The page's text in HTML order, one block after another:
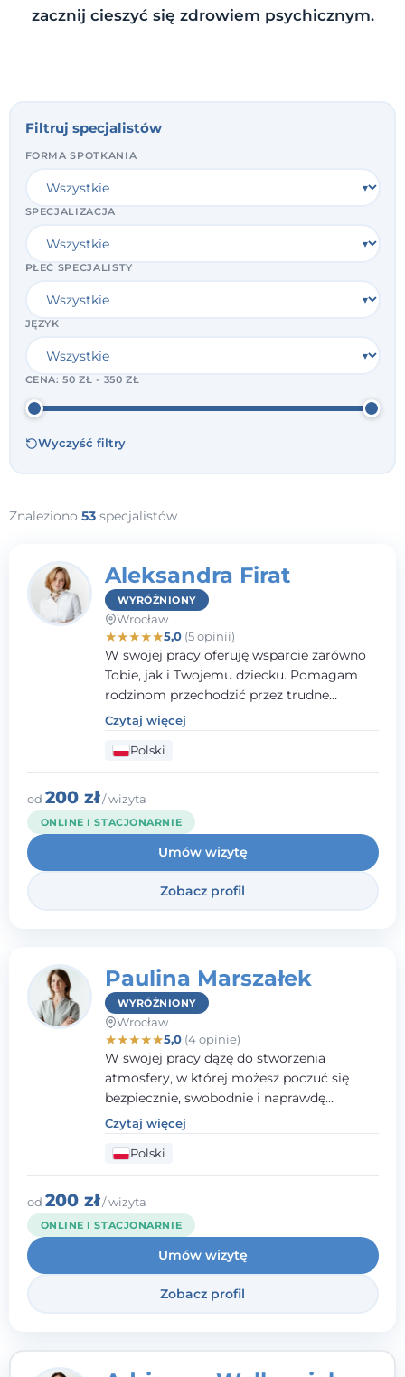
zacznij cieszyć się zdrowiem psychicznym.
Filtruj specjalistów
FORMA SPOTKANIA
SPECJALIZACJA
PŁEĆ SPECJALISTY
JĘZYK
CENA:50 ZŁ - 350 ZŁ
Wyczyść filtry
Znaleziono 53 specjalistów
Aleksandra Firat
WYRÓŻNIONY
Wrocław
★★★★★5,0(5 opinii)
W swojej pracy oferuję wsparcie zarówno
Tobie, jak i Twojemu dziecku. Pomagam
rodzinom przechodzić przez trudne
momenty, opierając współpracę na
wzajemnym zaufaniu i otwartej
komunikacji. Posiadam doświadczenie w
pracy z dziećmi i młodzieżą mierzącymi się
z różnorodnymi trudnościami
emocjonalnymi oraz rozwojowymi.
Czytaj więcej
Polski
od 200 zł/ wizyta
ONLINE I STACJONARNIE
Umów wizytę
Zobacz profil
Paulina Marszałek
WYRÓŻNIONY
Wrocław
★★★★★5,0(4 opinie)
W swojej pracy dążę do stworzenia
atmosfery, w której możesz poczuć się
bezpiecznie, swobodnie i naprawdę
wysłuchany(-a). Zależy mi na
towarzyszeniu Ci w drodze do większego
dobrostanu, lepszego poznania siebie oraz
budowania wartościowych i
satysfakcjonujących relacji - zarówno z
innymi, jak i z samym sobą. Możliwość
bycia częścią tego procesu traktuję jako
duże wyróżnienie.
Czytaj więcej
Polski
od 200 zł/ wizyta
ONLINE I STACJONARNIE
Umów wizytę
Zobacz profil